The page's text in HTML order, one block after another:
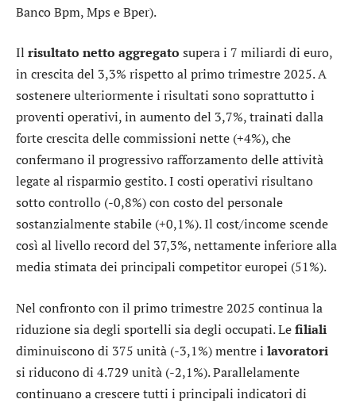
Banco Bpm,Mps eBper).
Il risultato netto aggregato supera i 7 miliardi di euro,
in crescita del 3,3% rispetto al primo trimestre 2025. A
sostenere ulteriormente i risultati sono soprattutto i
proventi operativi, in aumento del 3,7%, trainati dalla
forte crescita delle commissioni nette (+4%), che
confermano il progressivo rafforzamento delle attività
legate al risparmio gestito. I costi operativi risultano
sotto controllo (-0,8%) con costo del personale
sostanzialmente stabile (+0,1%). Il cost/income scende
così al livello record del 37,3%, nettamente inferiore alla
media stimata dei principali competitor europei (51%).
Nel confronto con il primo trimestre 2025 continua la
riduzione sia degli sportelli sia degli occupati. Lefiliali
diminuiscono di 375 unità (-3,1%) mentre i lavoratori
si riducono di 4.729 unità (-2,1%). Parallelamente
continuano a crescere tutti i principali indicatori di